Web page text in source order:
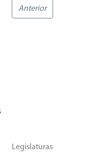
Anterior
Legislaturas